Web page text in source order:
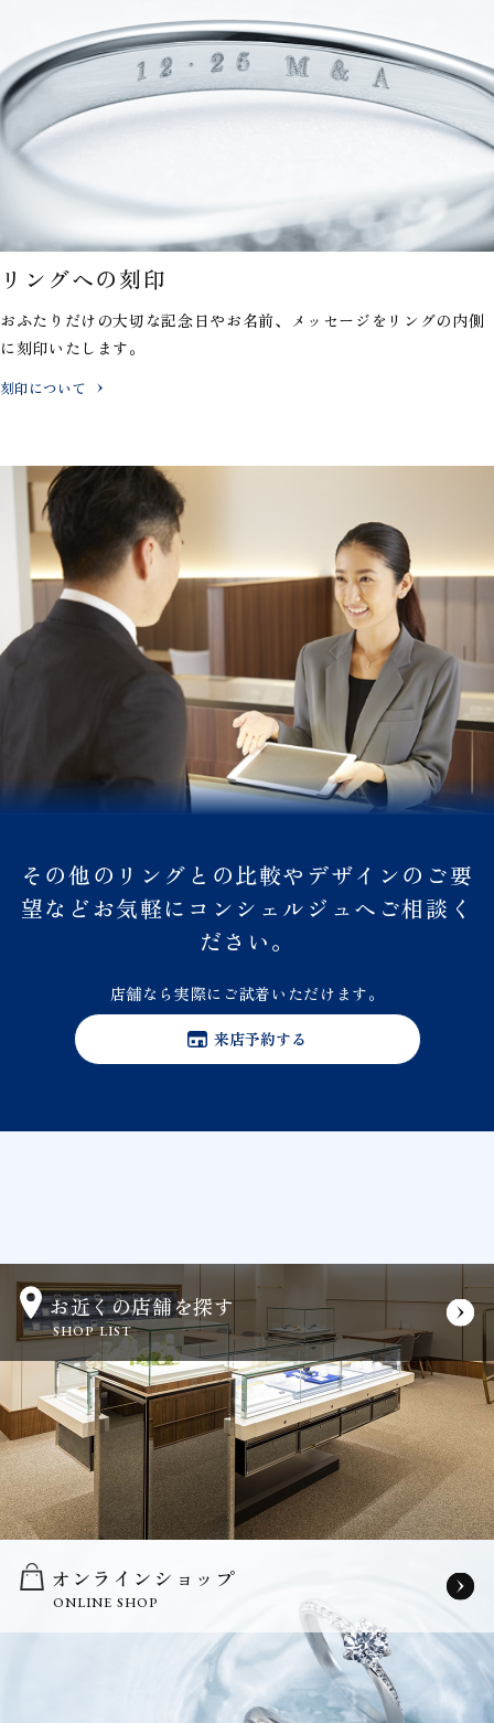
リングへの刻印
おふたりだけの大切な記念日やお名前、メッセージを リングの内側
に刻印いたします。
刻印について
その他のリングとの比較やデザインのご要
望などお気軽にコンシェルジュへご相談く
ださい。
店舗なら実際にご試着いただけます。
来店予約する
お近くの店舗を探す
SHOP LIST
オンラインショップ
ONLINE SHOP